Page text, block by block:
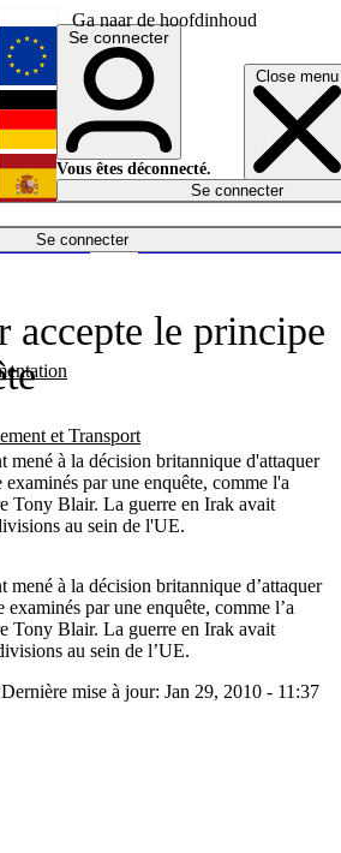
Ga naar de hoofdinhoud
Close menu
Se connecter
et Transport
Économie
English
Deutsch
Español
Se connecter
Vous êtes déconnecté.
Se connecter
le principe
mené à la décision britannique d'attaquer
par une enquête, comme l'a
Tony Blair. La guerre en Irak avait
au sein de l'UE.
mené à la décision britannique d’attaquer
par une enquête, comme l’a
Tony Blair. La guerre en Irak avait
au sein de l’UE.
Dernière mise à jour: Jan 29, 2010 - 11:37